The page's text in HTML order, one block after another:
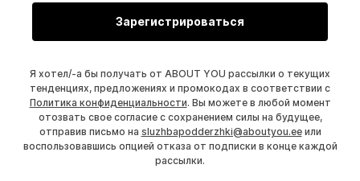
Зарегистрироваться
Я хотел/-а бы получать от ABOUT YOU рассылки о текущих
тенденциях, предложениях и промокодах в соответствии с
Политика конфиденциальности. Вы можете в любой момент
отозвать свое согласие с сохранением силы на будущее,
отправив письмо на sluzhbapodderzhki@aboutyou.eeили
воспользовавшись опцией отказа от подписки в конце каждой
рассылки.